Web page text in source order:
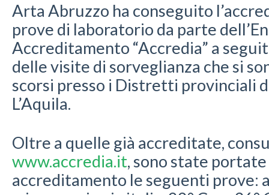
Arta Abruzzo ha conseguito
prove di laboratorio da parte
Accreditamento “Accredia” a
delle visite di sorveglianza che si
scorsi presso i Distretti provinciali
L’Aquila.
Oltre a quelle già accreditate,
www.accredia.it, sono state
accreditamento le seguenti prove: